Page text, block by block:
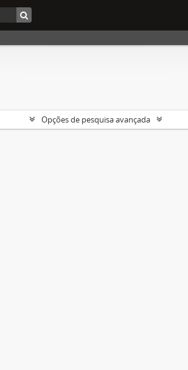
Opções de pesquisa avançada